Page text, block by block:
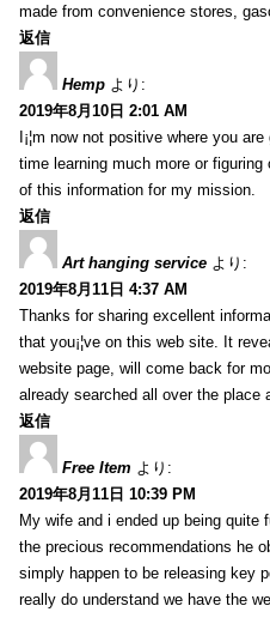
made from convenience stores,
返信
Hemp より:
2019年8月10日 2:01 AM
I¡¦m now not positive where you
time learning much more or
of this information for my mission.
返信
Art hanging service より:
2019年8月11日 4:37 AM
Thanks for sharing excellent
that you¡¦ve on this web site. It
website page, will come back for
already searched all over the place
返信
Free Item より:
2019年8月11日 10:39 PM
My wife and i ended up being
the precious recommendations he
simply happen to be releasing key
really do understand we have the